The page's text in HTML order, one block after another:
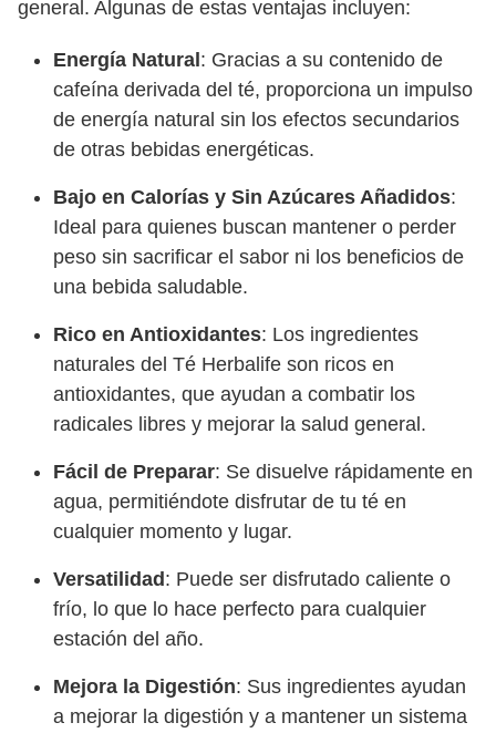
general. Algunas de estas ventajas incluyen:
Energía Natural: Gracias a su contenido de
cafeína derivada del té, proporciona un impulso
de energía natural sin los efectos secundarios
de otras bebidas energéticas.
Bajo en Calorías y Sin Azúcares Añadidos:
Ideal para quienes buscan mantener o perder
peso sin sacrificar el sabor ni los beneficios de
una bebida saludable.
Rico en Antioxidantes: Los ingredientes
naturales del Té Herbalife son ricos en
antioxidantes, que ayudan a combatir los
radicales libres y mejorar la salud general.
Fácil de Preparar: Se disuelve rápidamente en
agua, permitiéndote disfrutar de tu té en
cualquier momento y lugar.
Versatilidad: Puede ser disfrutado caliente o
frío, lo que lo hace perfecto para cualquier
estación del año.
Mejora la Digestión: Sus ingredientes ayudan
a mejorar la digestión y a mantener un sistema